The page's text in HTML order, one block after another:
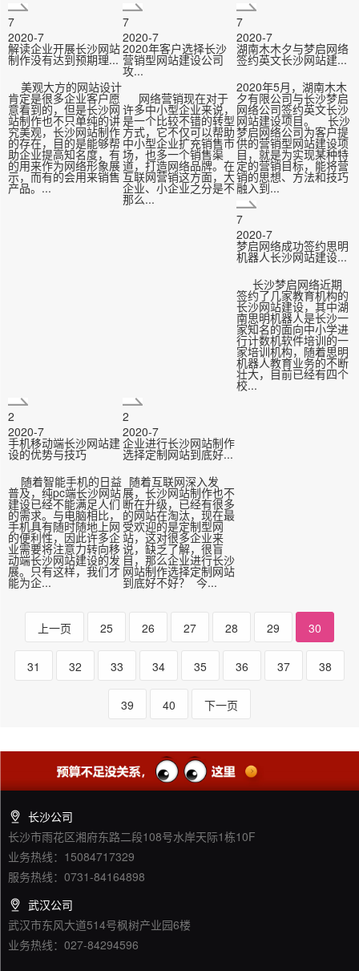
7
2020-7
解读企业开展长沙网站
制作没有达到预期理...
美观大方的网站设计
肯定是很多企业客户愿
意看到的，但是长沙网
站制作也不只单纯的讲
究美观，长沙网站制作
的存在，目的是能够帮
助企业提高知名度，有
的用来作为网络形象展
示，而有的会用来销售
产品。...
7
2020-7
2020年客户选择长沙
营销型网站建设公司
攻...
网络营销现在对于
许多中小型企业来说，
是一个比较不错的转型
方式，它不仅可以帮助
中小型企业扩充销售市
场，也多一个销售渠
道，打造网络品牌。在
互联网营销这方面，大
企业、小企业之分是不
那么...
7
2020-7
湖南木木夕与梦启网络
签约英文长沙网站建...
2020年5月，湖南木木
夕有限公司与长沙梦启
网络公司签约英文长沙
网站建设项目。 长沙
梦启网络公司为客户提
供的营销型网站建设项
目，就是为实现某种特
定的营销目标，能将营
销的思想、方法和技巧
融入到...
7
2020-7
梦启网络成功签约思明
机器人长沙网站建设...
长沙梦启网络近期
签约了几家教育机构的
长沙网站建设，其中湖
南思明机器人是长沙一
家知名的面向中小学进
行计数机软件培训的一
家培训机构，随着思明
机器人教育业务的不断
壮大，目前已经有四个
校...
2
2020-7
手机移动端长沙网站建
设的优势与技巧
随着智能手机的日益
普及，纯pc端长沙网站
建设已经不能满足人们
的需求。与电脑相比，
手机具有随时随地上网
的便利性，因此许多企
业需要将注意力转向移
动端长沙网站建设的发
展。只有这样，我们才
能为企...
2
2020-7
企业进行长沙网站制作
选择定制网站到底好...
随着互联网深入发
展，长沙网站制作也不
断在升级，已经有很多
的网站在淘汰，现在最
受欢迎的是定制型网
站，这对很多企业来
说，缺乏了解，很盲
目，那么企业进行长沙
网站制作选择定制网站
到底好不好？ 今...
上一页 25 26 27 28 29 30
31 32 33 34 35 36 37 38
39 40 下一页
长沙公司
长沙市雨花区湘府东路二段108号水岸天际1栋10F
业务热线：15084717329
服务热线：0731-84164898
武汉公司
武汉市东风大道514号枫树产业园6楼
业务热线：027-84294596